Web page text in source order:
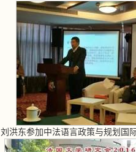
刘洪东参加中法语言政策与规划国